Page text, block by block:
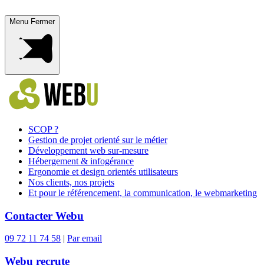
Menu Fermer
SCOP ?
Gestion de projet orienté sur le métier
Développement web sur-mesure
Hébergement & infogérance
Ergonomie et design orientés utilisateurs
Nos clients, nos projets
Et pour le référencement, la communication, le webmarketing
Contacter Webu
09 72 11 74 58 | Par email
Webu recrute